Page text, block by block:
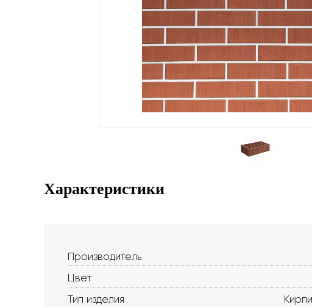
Характеристики
Производитель
Цвет
Тип изделия